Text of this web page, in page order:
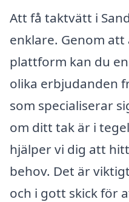
Att få taktvätt i
enklare. Genom
plattform kan du
olika erbjudanden
som specialiserar
om ditt tak är i
hjälper vi dig att
behov. Det är
och i gott skick för